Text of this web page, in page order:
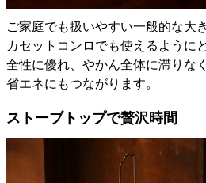
ご家庭でも扱いやすい一般的な大
カセットコンロでも使えるように
全性に優れ、やかん全体に滞りな
省エネにもつながります。
ストーブトップで贅沢時間